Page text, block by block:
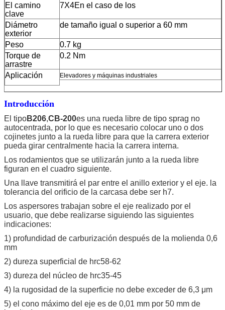
El camino
clave
7X4En el caso de los
Diámetro
exterior
de tamaño igual o superior a 60 mm
Peso
0.7 kg
Torque de
arrastre
0.2 Nm
Aplicación Elevadores y máquinas industriales
Introducción
El tipoB206,CB-200es una rueda libre de tipo sprag no
autocentrada, por lo que es necesario colocar uno o dos
cojinetes junto a la rueda libre para que la carrera exterior
pueda girar centralmente hacia la carrera interna.
Los rodamientos que se utilizarán junto a la rueda libre
figuran en el cuadro siguiente.
Una llave transmitirá el par entre el anillo exterior y el eje. la
tolerancia del orificio de la carcasa debe ser h7.
Los aspersores trabajan sobre el eje realizado por el
usuario, que debe realizarse siguiendo las siguientes
indicaciones:
1) profundidad de carburización después de la molienda 0,6
mm
2) dureza superficial de hrc58-62
3) dureza del núcleo de hrc35-45
4) la rugosidad de la superficie no debe exceder de 6,3 μm
5) el cono máximo del eje es de 0,01 mm por 50 mm de